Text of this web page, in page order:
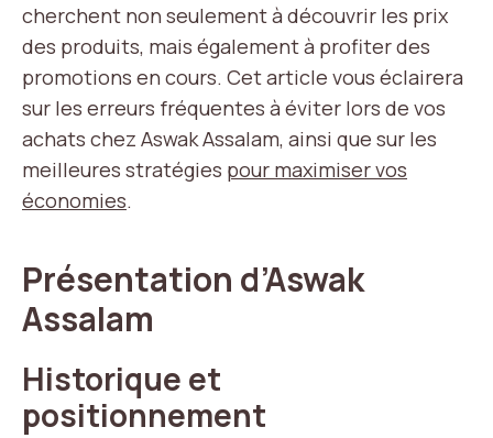
cherchent non seulement à découvrir les prix
des produits, mais également à profiter des
promotions en cours. Cet article vous éclairera
sur les erreurs fréquentes à éviter lors de vos
achats chez Aswak Assalam, ainsi que sur les
meilleures stratégies pour maximiser vos
économies.
Présentation d’Aswak
Assalam
Historique et
positionnement